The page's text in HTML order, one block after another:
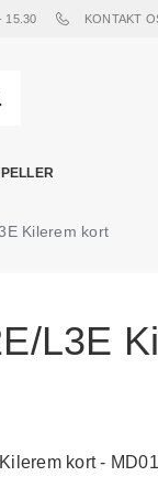
15.30 KONTAKT
Kilerem kort
L3E
kort -